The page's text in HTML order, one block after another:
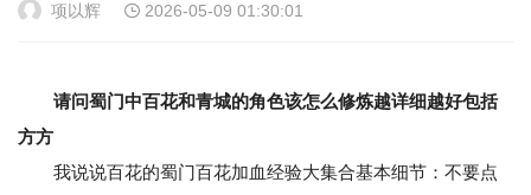
项以辉 2026-05-09 01:30:01
请问蜀门中百花和青城的角色该怎么修炼越详细越好包括
方方
我说说百花的蜀门百花加血经验大集合基本细节：不要点